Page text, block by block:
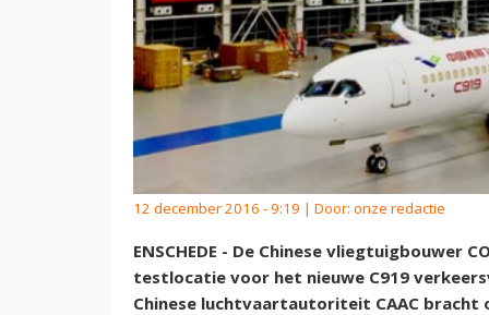
12 december 2016 - 9:19 | Door: onze redactie
ENSCHEDE - De Chinese vliegtuigbouwer
testlocatie voor het nieuwe C919
Chinese luchtvaartautoriteit CAAC bracht